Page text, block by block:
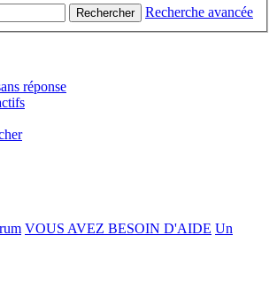
Rechercher Recherche avancée
réponse
VOUS AVEZ BESOIN D'AIDE Un